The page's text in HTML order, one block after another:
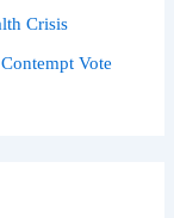
Crisis
Vote